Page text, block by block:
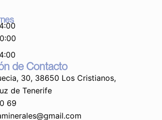
de Contacto
30, 38650 Los Cristianos,
de Tenerife
69